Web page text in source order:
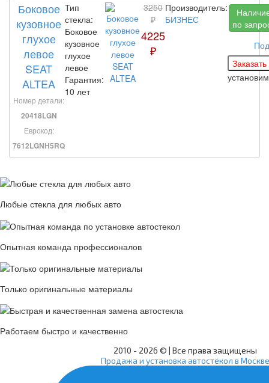
Боковое
кузовное
глухое
левое
SEAT
ALTEA
Номер детали:
20418LGN
Еврокод:
7612LGNH5RQ
Тип
стекла:
Боковое
кузовное
глухое
левое
Гарантия:
10 лет
3250
₽
4225
₽
Производитель:
БИЗНЕС
по
Любые стекла для любых авто
Опытная команда профессионалов
Только оригинальные материалы
Работаем быстро и качественно
2010 - 2026 © | Все права защищены
Продажа и установка автостёкол в Москве